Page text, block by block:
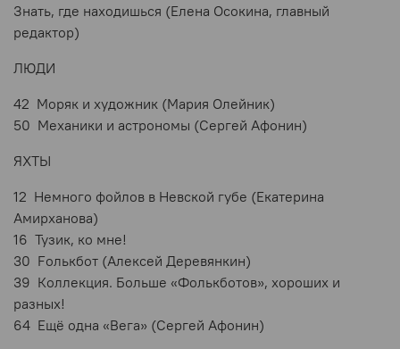
Знать, где находишься (Елена Осокина, главный
редактор)
ЛЮДИ
42 Моряк и художник (Мария Олейник)
50 Механики и астрономы (Сергей Афонин)
ЯХТЫ
12 Немного фойлов в Невской губе (Екатерина
Амирханова)
16 Тузик, ко мне!
30 Fолькбот (Алексей Деревянкин)
39 Коллекция. Больше «Фолькботов», хороших и
разных!
64 Ещё одна «Вега» (Сергей Афонин)